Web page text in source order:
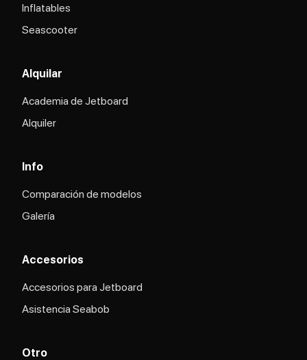
Inflatables
Seascooter
Alquilar
Academia de Jetboard
Alquiler
Info
Comparación de modelos
Galería
Accesorios
Accesorios para Jetboard
Asistencia Seabob
Otro